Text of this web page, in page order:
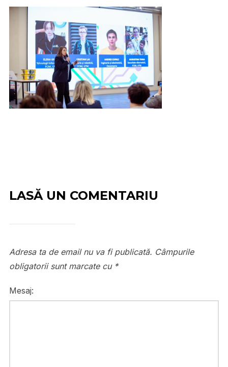
LASĂ UN COMENTARIU
Adresa ta de email nu va fi publicată. Câmpurile
obligatorii sunt marcate cu *
Mesaj: